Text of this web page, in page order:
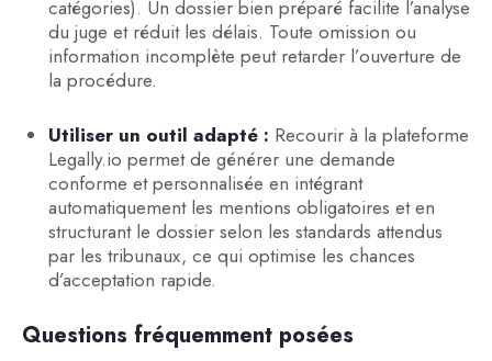
catégories). Un dossier bien préparé facilite l’analyse
du juge et réduit les délais. Toute omission ou
information incomplète peut retarder l’ouverture de
la procédure.
Utiliser un outil adapté : Recourir à la plateforme
Legally.io permet de générer une demande
conforme et personnalisée en intégrant
automatiquement les mentions obligatoires et en
structurant le dossier selon les standards attendus
par les tribunaux, ce qui optimise les chances
d’acceptation rapide.
Questions fréquemment posées